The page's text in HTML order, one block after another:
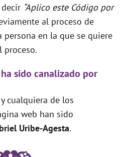
“Aplico este Código por
al proceso de
persona en la que se quiere
proceso.
sido canalizado por
cualquiera de los
web han sido
Uribe-Agesta.